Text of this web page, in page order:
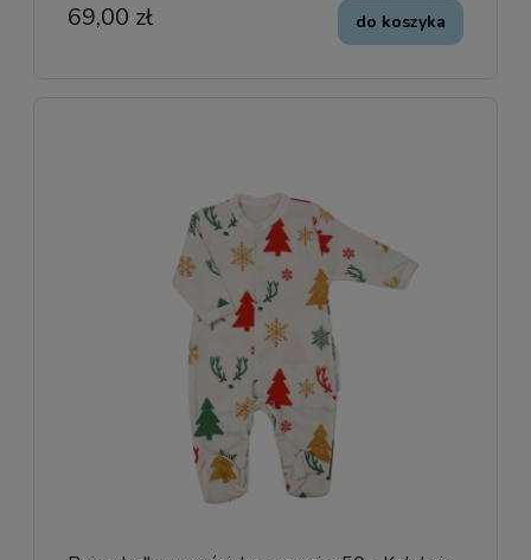
69,00 zł do koszyka